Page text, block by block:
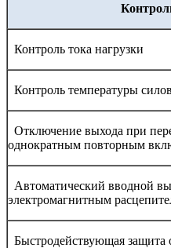
Контроль тока нагрузки
Контроль температуры
Отключение выхода при
однократным повторным
Автоматический вводной
электромагнитным
Быстродействующая защита